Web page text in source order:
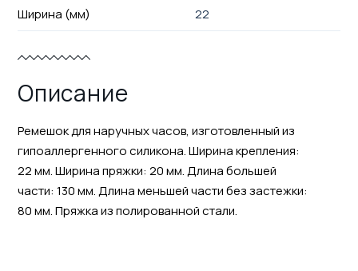
Ширина (мм)
22
Описание
Ремешок для наручных часов, изготовленный из
гипоаллергенного силикона. Ширина крепления:
22 мм. Ширина пряжки: 20 мм. Длина большей
части: 130 мм. Длина меньшей части без застежки:
80 мм. Пряжка из полированной стали.